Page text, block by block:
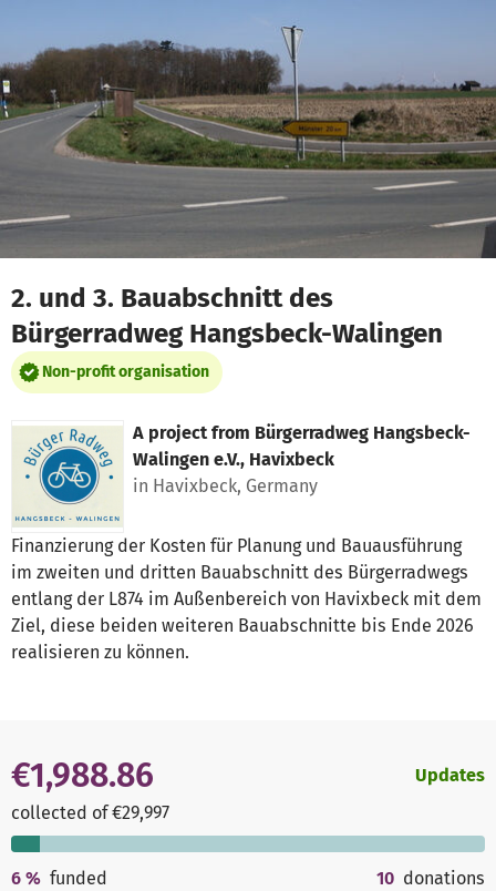
2. und 3. Bauabschnitt des
Bürgerradweg Hangsbeck-Walingen
Non-profit organisation
A project from Bürgerradweg Hangsbeck-
Walingen e.V., Havixbeck
in Havixbeck, Germany
Finanzierung der Kosten für Planung und Bauausführung
im zweiten und dritten Bauabschnitt des Bürgerradwegs
entlang der L874 im Außenbereich von Havixbeck mit dem
Ziel, diese beiden weiteren Bauabschnitte bis Ende 2026
realisieren zu können.
€1,988.86
collected of €29,997
Updates
6 % funded 10 donations